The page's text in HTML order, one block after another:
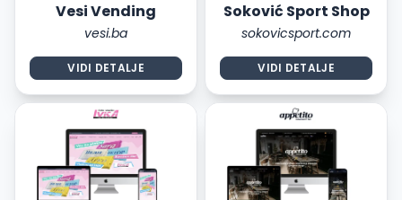
Vesi Vending
vesi.ba
VIDI DETALJE
Soković Sport Shop
sokovicsport.com
VIDI DETALJE